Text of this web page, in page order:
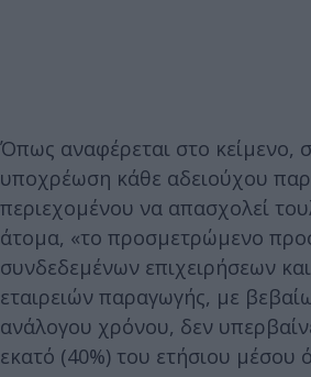
Όπως αναφέρεται στο κείμενο,
υποχρέωση κάθε αδειούχου
περιεχομένου να απασχολεί
άτομα, «το προσμετρώμενο
συνδεδεμένων επιχειρήσεων
εταιρειών παραγωγής, με
ανάλογου χρόνου, δεν
εκατό (40%) του ετήσιου